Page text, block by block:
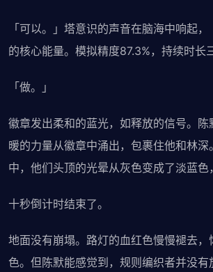
「可以。」塔意识的声音在脑海中响起
的核心能量。模拟精度87.3%，持续时长
「做。」
徽章发出柔和的蓝光，如释放的信号。陈
暖的力量从徽章中涌出，包裹住他和林
中，他们头顶的光晕从灰色变成了淡蓝色
十秒倒计时结束了。
地面没有崩塌。路灯的血红色慢慢褪去，
色。但陈默能感觉到，规则编织者并没